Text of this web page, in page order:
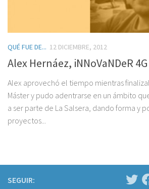
QUÉ FUE DE... 12 DICIEMBRE, 2012
Alex Hernáez, iNNoVaNDeR 4G
Alex aprovechó el tiempo mientras
Máster y pudo adentrarse en un ámbito
a ser parte de La Salsera, dando forma y
proyectos...
SEGUIR: